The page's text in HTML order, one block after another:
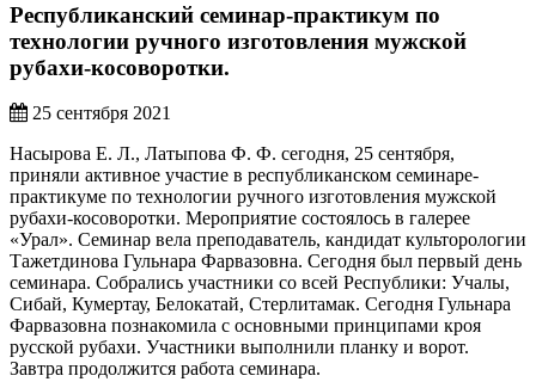
Республиканский семинар-практикум по
технологии ручного изготовления мужской
рубахи-косоворотки.
25 сентября 2021
Насырова Е. Л., Латыпова Ф. Ф. сегодня, 25 сентября,
приняли активное участие в республиканском семинаре-
практикуме по технологии ручного изготовления мужской
рубахи-косоворотки. Мероприятие состоялось в галерее
«Урал». Семинар вела преподаватель, кандидат культорологии
Тажетдинова Гульнара Фарвазовна. Сегодня был первый день
семинара. Собрались участники со всей Республики: Учалы,
Сибай, Кумертау, Белокатай, Стерлитамак. Сегодня Гульнара
Фарвазовна познакомила с основными принципами кроя
русской рубахи. Участники выполнили планку и ворот.
Завтра продолжится работа семинара.